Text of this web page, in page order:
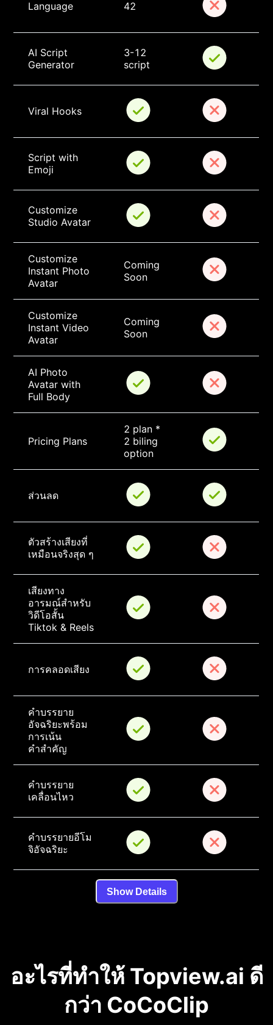
Language 42
AI Script
Generator
3-12
script
Viral Hooks
Script with
Emoji
Customize
Studio Avatar
Customize
Instant Photo
Avatar
Coming
Soon
Customize
Instant Video
Avatar
Coming
Soon
AI Photo
Avatar with
Full Body
Pricing Plans
2 plan *
2 biling
option
ส่วนลด
ตัวสร้างเสียงที่
เหมือนจริงสุด ๆ
เสียงทาง
อารมณ์สำหรับ
วิดีโอสั้น
Tiktok & Reels
การคลอดเสียง
คำบรรยาย
อัจฉริยะพร้อม
การเน้น
คำสําคัญ
คำบรรยาย
เคลื่อนไหว
คำบรรยายอีโม
จิอัจฉริยะ
Show Details
อะไรที่ทำให้ Topview.ai ดี
กว่า CoCoClip